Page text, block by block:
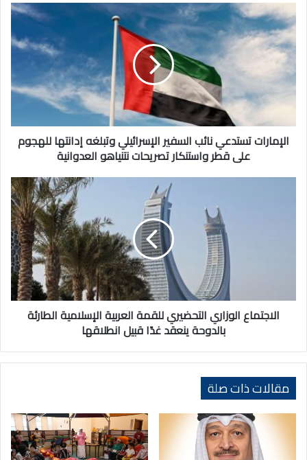
الإمارات
تستدعي
نائب
السفير
الإسرائيلي
وتبلغه
إدانتها
للهجوم
على
قطر
واستنكار
نتنياهو
الإمارات تستدعي نائب السفير الإسرائيلي وتبلغه إدانتها للهجوم
على قطر واستنكار تصريحات نتنياهو العدوانية
ينعقد
الاجتماع الوزاري التحضيري للقمة العربية الإسلامية الطارئة
بالدوحة ينعقد غدًا قبيل انطلاقها
مقالات ذات صلة